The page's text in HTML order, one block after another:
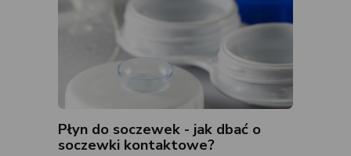
Płyn do soczewek - jak dbać o
soczewki kontaktowe?